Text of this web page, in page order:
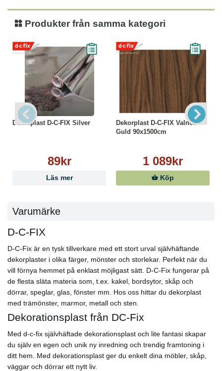
Produkter från samma kategori
Dekorplast D-C-FIX Silver
89kr
Läs mer
Dekorplast D-C-FIX Valnöt
Guld 90x1500cm
1 089kr
Köp
Varumärke
D-C-FIX
D-C-Fix är en tysk tillverkare med ett stort urval självhäftande
dekorplaster i olika färger, mönster och storlekar. Perfekt när du
vill förnya hemmet på enklast möjligast sätt. D-C-Fix fungerar på
de flesta släta materia som, t.ex. kakel, bordsytor, skåp och
dörrar, speglar, glas, fönster mm. Hos oss hittar du dekorplast
med trämönster, marmor, metall och sten.
Dekorationsplast från DC-Fix
Med d-c-fix självhäftade dekorationsplast och lite fantasi skapar
du själv en egen och unik ny inredning och trendig framtoning i
ditt hem. Med dekorationsplast ger du enkelt dina möbler, skåp,
väggar och dörrar ett nytt liv.